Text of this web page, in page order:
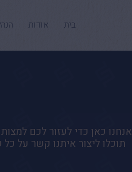
בית אודות
אנחנו כאן כדי לעזור לכם
תוכלו ליצור איתנו קשר על